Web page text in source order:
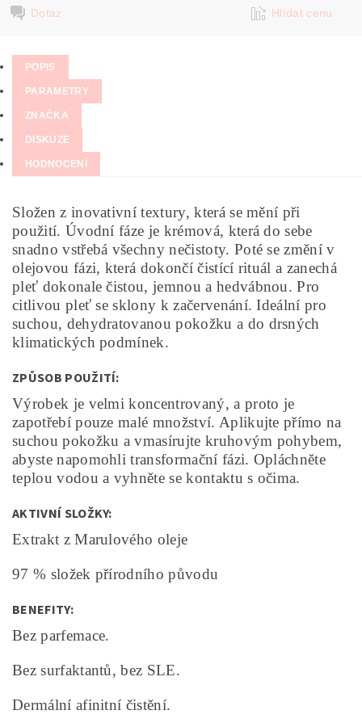
Dotaz Hlídat cenu
POPIS
PARAMETRY
ZNAČKA
DISKUZE
HODNOCENÍ
Složen z inovativní textury, která se mění při
použití. Úvodní fáze je krémová, která do sebe
snadno vstřebá všechny nečistoty. Poté se změní v
olejovou fázi, která dokončí čistící rituál a zanechá
pleť dokonale čistou, jemnou a hedvábnou. Pro
citlivou pleť se sklony k začervenání. Ideální pro
suchou, dehydratovanou pokožku a do drsných
klimatických podmínek.
ZPŮSOB POUŽITÍ:
Výrobek je velmi koncentrovaný, a proto je
zapotřebí pouze malé množství. Aplikujte přímo na
suchou pokožku a vmasírujte kruhovým pohybem,
abyste napomohli transformační fázi. Opláchněte
teplou vodou a vyhněte se kontaktu s očima.
AKTIVNÍ SLOŽKY:
Extrakt z Marulového oleje
97 % složek přírodního původu​
BENEFITY:
Bez parfemace.
Bez surfaktantů, bez SLE.
Dermální afinitní čistění.